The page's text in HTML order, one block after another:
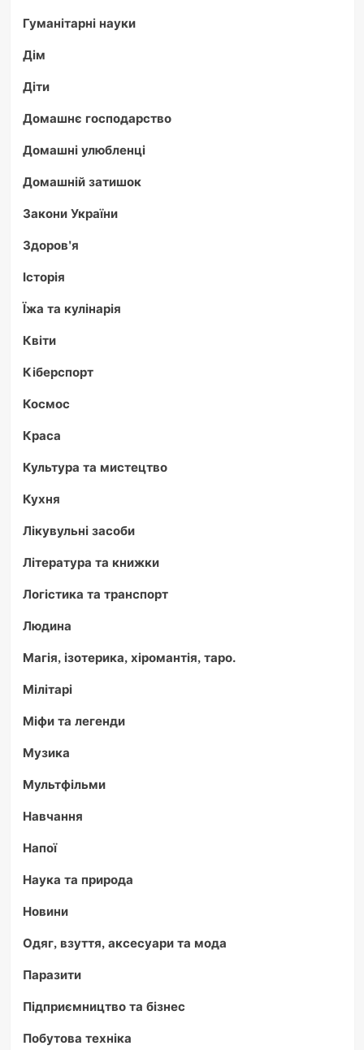
Гуманітарні науки
Дім
Діти
Домашнє господарство
Домашні улюбленці
Домашній затишок
Закони України
Здоров'я
Історія
Їжа та кулінарія
Квіти
Кіберспорт
Космос
Краса
Культура та мистецтво
Кухня
Лікувульні засоби
Література та книжки
Логістика та транспорт
Людина
Магія, ізотерика, хіромантія, таро.
Мілітарі
Міфи та легенди
Музика
Мультфільми
Навчання
Напої
Наука та природа
Новини
Одяг, взуття, аксесуари та мода
Паразити
Підприємництво та бізнес
Побутова техніка